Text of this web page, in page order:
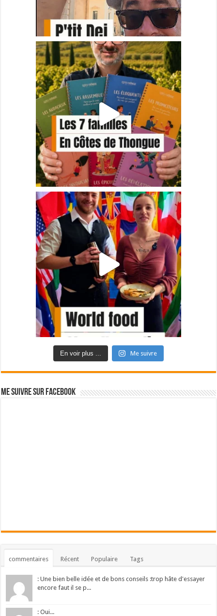
En voir plus ... Me suivre
Me suivre sur Facebook
commentaires Récent Populaire Tags
: Une bien belle idée et de bons conseils :trop hâte d'essayer
encore faut il se p...
: Oui...